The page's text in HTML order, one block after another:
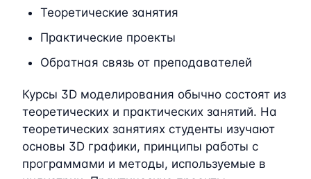
Теоретические занятия
Практические проекты
Обратная связь от преподавателей
Курсы 3D моделирования обычно состоят из
теоретических и практических занятий. На
теоретических занятиях студенты изучают
основы 3D графики, принципы работы с
программами и методы, используемые в